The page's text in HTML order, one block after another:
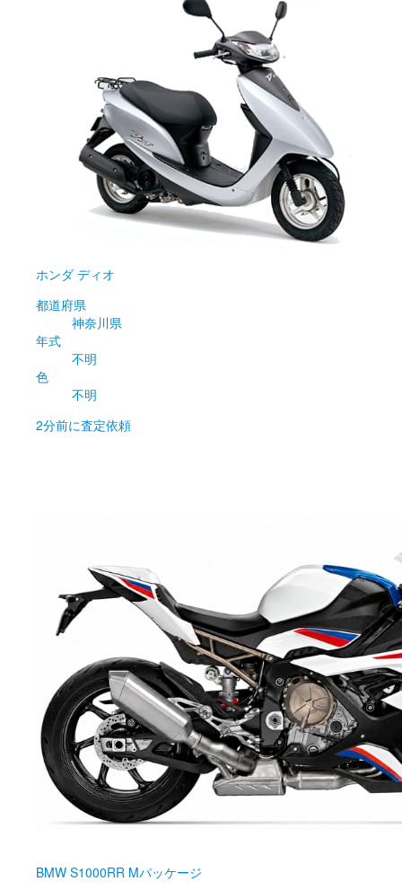
ホンダ ディオ
都道府県
神奈川県
年式
不明
色
不明
2分前に査定依頼
BMW S1000RR Mパッケージ